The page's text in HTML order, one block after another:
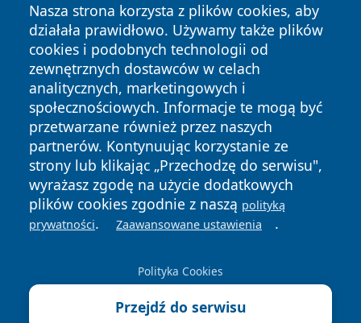
Nasza strona korzysta z plików cookies, aby
działała prawidłowo. Używamy także plików
cookies i podobnych technologii od
zewnętrznych dostawców w celach
analitycznych, marketingowych i
społecznościowych. Informacje te mogą być
przetwarzane również przez naszych
partnerów. Kontynuując korzystanie ze
strony lub klikając „Przechodzę do serwisu",
wyrażasz zgodę na użycie dodatkowych
plików cookies zgodnie z naszą polityką
prywatności. Zaawansowane ustawienia .
Polityka Cookies
Przejdź do serwisu
Copyright © 2026 jeleniagoraonline.pl Wszystkie prawa
zastrzeżone.
News Autorzy
Polityka
Prywatności
Polityka
Cookies